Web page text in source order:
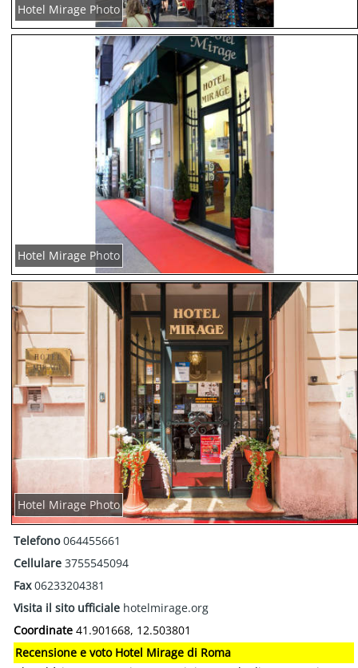
Hotel Mirage Photo
Hotel Mirage Photo
Hotel Mirage Photo
Telefono064455661
Cellulare 3755545094
Fax06233204381
Visita il sito ufficiale hotelmirage.org
Coordinate 41.901668, 12.503801
Recensione e voto Hotel Mirage di Roma